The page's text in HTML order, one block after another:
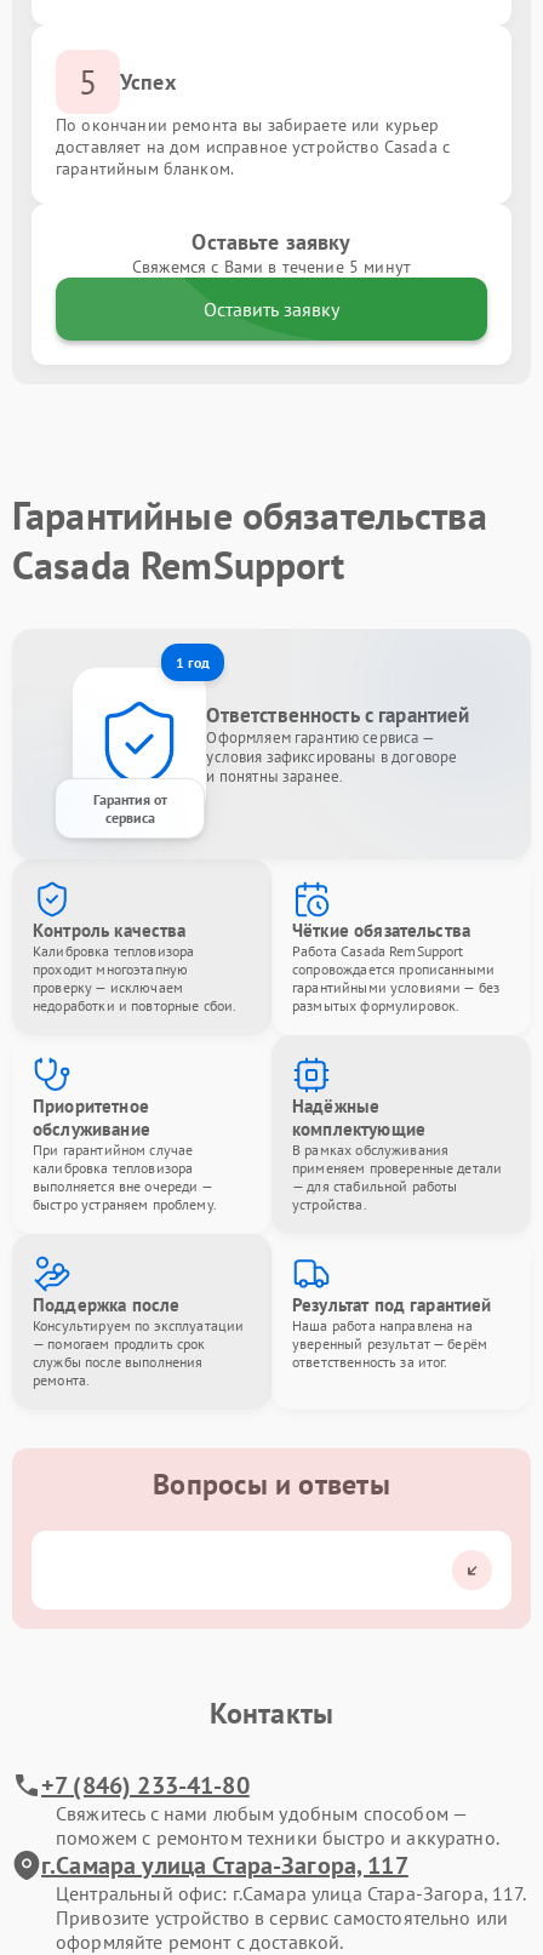
5 Успех
По окончании ремонта вы забираете или курьер
доставляет на дом исправное устройство Casada с
гарантийным бланком.
Оставьте заявку
Свяжемся с Вами в течение 5 минут
Оставить заявку
Гарантийные обязательства
Casada RemSupport
1 год
Гарантия от
сервиса
Ответственность с гарантией
Оформляем гарантию сервиса —
условия зафиксированы в договоре
и понятны заранее.
Контроль качества
Калибровка тепловизора
проходит многоэтапную
проверку — исключаем
недоработки и повторные сбои.
Чёткие обязательства
Работа Casada RemSupport
сопровождается прописанными
гарантийными условиями — без
размытых формулировок.
Приоритетное
обслуживание
При гарантийном случае
калибровка тепловизора
выполняется вне очереди —
быстро устраняем проблему.
Надёжные
комплектующие
В рамках обслуживания
применяем проверенные детали
— для стабильной работы
устройства.
Поддержка после
Консультируем по эксплуатации
— помогаем продлить срок
службы после выполнения
ремонта.
Результат под гарантией
Наша работа направлена на
уверенный результат — берём
ответственность за итог.
Вопросы и ответы
Контакты
+7 (846) 233-41-80
Свяжитесь с нами любым удобным способом —
поможем с ремонтом техники быстро и аккуратно.
г.Самара улица Стара-Загора, 117
Центральный офис: г.Самара улица Стара-Загора, 117.
Привозите устройство в сервис самостоятельно или
оформляйте ремонт с доставкой.